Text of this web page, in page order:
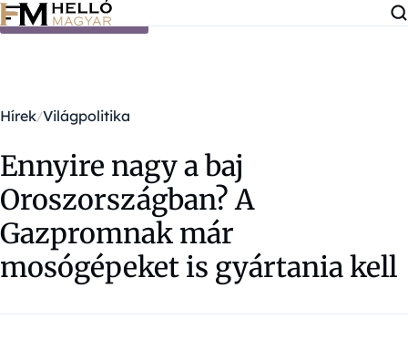
Ugrás a tartalomra
Hírek Világpolitika
Ennyire nagy a baj
Oroszországban? A
Gazpromnak már
mosógépeket is gyártania kell